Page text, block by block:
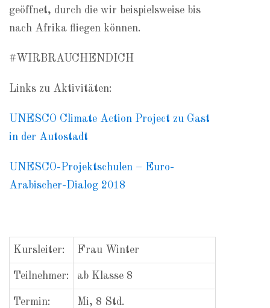
geöffnet, durch die wir beispielsweise bis
nach Afrika fliegen können.
#WIRBRAUCHENDICH
Links zu Aktivitäten:
UNESCO Climate Action Project zu Gast
in der Autostadt
UNESCO-Projektschulen – Euro-
Arabischer-Dialog 2018
Kursleiter: Frau Winter
Teilnehmer: ab Klasse 8
Termin: Mi, 8 Std.